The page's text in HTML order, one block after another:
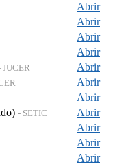
Abrir
Abrir
Abrir
Abrir
JUCER
Abrir
Abrir
Abrir
- SETIC
Abrir
Abrir
Abrir
Abrir